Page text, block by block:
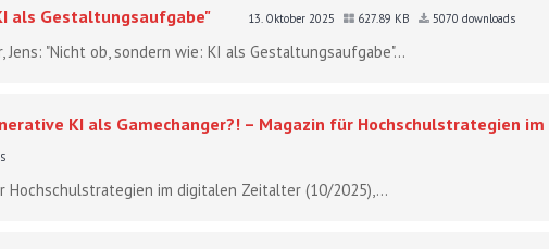
als Gestaltungsaufgabe" 13. Oktober 2025 627.89 KB 5070 downloads
Jens: "Nicht ob, sondern wie: KI als Gestaltungsaufgabe"...
KI als Gamechanger?! – Magazin für Hochschulstrategien
Hochschulstrategien im digitalen Zeitalter (10/2025),...